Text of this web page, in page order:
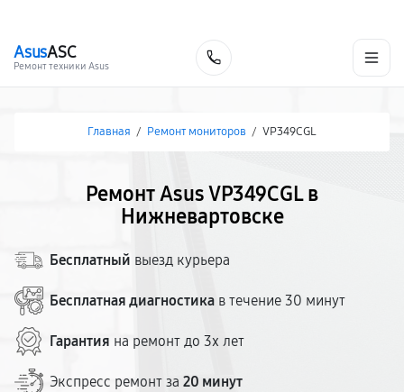
AsusASC
Ремонт техники Asus
Главная / Ремонт мониторов / VP349CGL
Ремонт Asus VP349CGL в
Нижневартовске
Бесплатный выезд курьера
Бесплатная диагностика в течение 30 минут
Гарантия на ремонт до 3х лет
Экспресс ремонт за 20 минут